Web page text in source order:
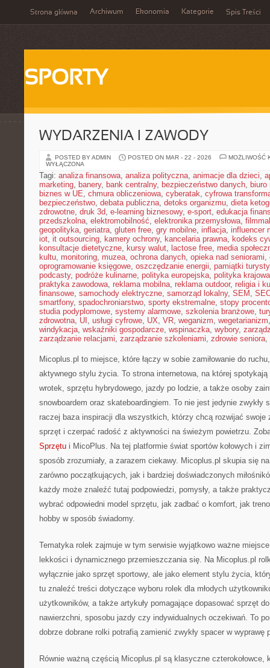
Strona główna Archiwum Ekonomia Kategorie Spis Treści
SPORTY
WYDARZENIA I ZAWODY
POSTED BY ADMIN POSTED ON MAR - 22 - 2026
MOŻLIWOŚĆ
WYŁĄCZONA
Tagi: analiza finansowa, analiza polityczna, animacje dla dzieci,
marketing, banery, bank centralny, bezpieczeństwo danych, biuro
biznes w UE, chmura obliczeniowa, cyberatak, cyfrowa
bezpieczeństwo, debata publiczna, detoks organizmu, dieta
zdrowotne, druk 3d, e-learning biznesowy, e-sport, edukacja
przedszkolna, elektromobilność, elektronika przemysłowa,
geopolityka, geriatra, gluten free, gry mobilne, inflacja, influencer
iot, it outsourcing, kamery ochrony, kancelaria prawna, kodeks
konsultacje dietetyczne, kursy walut, lactose free, media
kultu, monitoring, muzea, ochrona danych, opieka nad seniorami,
oprogramowanie księgowe, oszczędzanie energii, pamiątki
podcasty, podróże kulinarne, polityka europejska, polityka krajowa
praktyka zawodowa, reklama mobilna, reklama outdoor, religia i
finansowe, samochody elektryczne, samorząd lokalny, SEM ,
smartfony, spadochroniarstwo, sporty ekstremalne, stopy
studia podyplomowe, systemy alarmowe, szkolenia branżowe,
zdrowotna, UI , usługi cyfrowe, UX, VR, weganizm, wegetarianizm
windykacja, wskaźniki gospodarcze, wspinaczka, wybory,
zarządzanie relacjami, zarządzanie szkoleniami, zdrowie seniora,
Micoplus.pl to miejsce, które łączy w sobie zamiłowanie do
aktywnego stylu życia. To strona internetowa, na której spotykają
wrotek, sprzętu hybrydowego, jazdy po lodzie, a także osoby
snowboardem oraz skateboardingiem. To nie jest jedynie zwykły
raczej baza inspiracji dla wszystkich, którzy chcą rozwijać swoje
sprzęt i czerpać radość z aktywności na świeżym powietrzu.
Sprzętu i MicoPlus. Na tej platformie świat sportów kołowych i
sposób zrozumiały, a zarazem ciekawy. Micoplus.pl skupia się
zarówno początkujących, jak i bardziej doświadczonych
każdy może znaleźć tutaj podpowiedzi, pomysły, a także
wybrać odpowiedni model sprzętu, jak zadbać o komfort, jak
hobby w sposób świadomy.
Tematyka rolek zajmuje w tym serwisie wyjątkowo ważne
lekkości i dynamicznego przemieszczania się. Na Micoplus.pl
wyłącznie jako sprzęt sportowy, ale jako element stylu życia,
tu znaleźć treści dotyczące wyboru rolek dla młodych
użytkowników, a także artykuły pomagające dopasować sprzęt
nawierzchni, sposobu jazdy czy indywidualnych oczekiwań. To
dobrze dobrane rolki potrafią zamienić zwykły spacer w wyprawę
Równie ważną częścią Micoplus.pl są klasyczne czterokołowce,